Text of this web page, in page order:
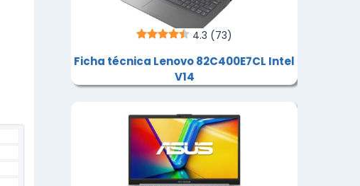
4.3 (73)
Ficha técnica Lenovo 82C400E7CL Intel
V14